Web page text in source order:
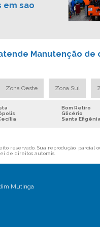
em sao
Manutenção de
Zona Oeste Zona Sul
Bom Retiro
Glicério
Santa Efigênia
reservado. Sua reprodução, parcial
de direitos autorais
Mutinga